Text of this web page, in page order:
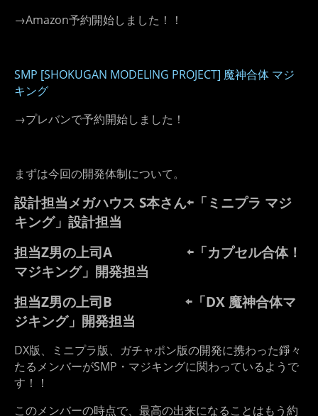
→Amazon予約開始しました！！
SMP [SHOKUGAN MODELING PROJECT] 魔神合体 マジ
キング
→プレバンで予約開始しました！
まずは今回の開発体制について。
設計担当メガハウス S本さん⇦「ミニプラ マジ
キング」設計担当
担当Z男の上司A ⇦「カプセル合体！
マジキング」開発担当
担当Z男の 上司B ⇦「DX 魔神合体マ
ジキング」開発担当
DX版、ミニプラ版、ガチャポン版の開発に携わった錚々
たるメンバーがSMP・マジキングに関わっているようで
す！！
このメンバーの時点で、最高の出来になることはもう約